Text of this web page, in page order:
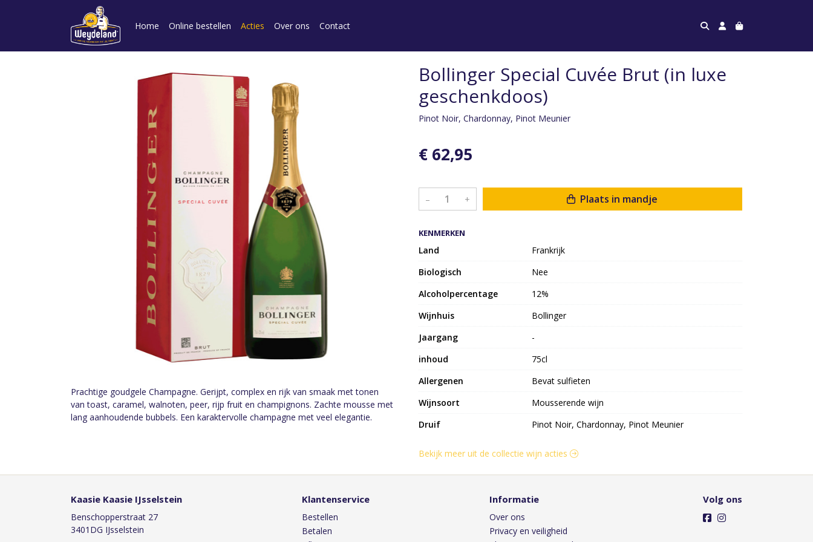
Home Online bestellen Acties Over ons Contact
Prachtige goudgele Champagne. Gerijpt, complex en rijk van smaak met tonen
van toast, caramel, walnoten, peer, rijp fruit en champignons. Zachte mousse met
lang aanhoudende bubbels. Een karaktervolle champagne met veel elegantie.
Bollinger Special Cuvée Brut (in luxe
geschenkdoos)
Pinot Noir, Chardonnay, Pinot Meunier
€ 62,95
– + Plaats in mandje
KENMERKEN
Land
Frankrijk
Biologisch
Nee
Alcoholpercentage
12%
Wijnhuis
Bollinger
Jaargang
-
inhoud
75cl
Allergenen
Bevat sulfieten
Wijnsoort
Mousserende wijn
Druif
Pinot Noir, Chardonnay, Pinot Meunier
Bekijk meer uit de collectie wijn acties
Kaasie Kaasie IJsselstein
Benschopperstraat 27
3401DG IJsselstein
Klantenservice
Bestellen
Betalen
Informatie
Over ons
Privacy en veiligheid
Volg ons